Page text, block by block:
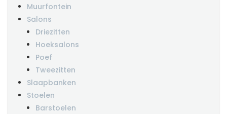
Muurfontein
Salons
Driezitten
Hoeksalons
Poef
Tweezitten
Slaapbanken
Stoelen
Barstoelen